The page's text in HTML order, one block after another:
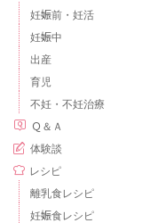
妊娠前・妊活
妊娠中
出産
育児
不妊・不妊治療
Ｑ＆Ａ
体験談
レシピ
離乳食レシピ
妊娠食レシピ